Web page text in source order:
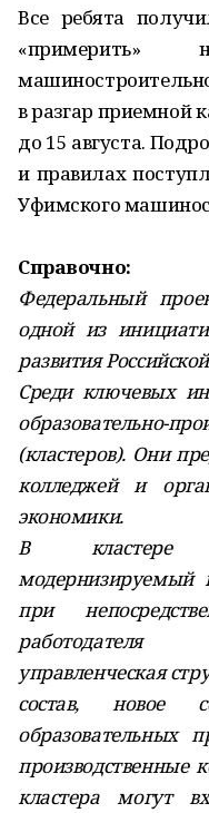
Все ребята
в разгар приемной
до 15 августа.
и правилах
Уфимского
Справочно:
Федеральный
одной из
развития
Среди ключевых
образовательно-
(кластеров). Они
колледжей и
экономики.
В кластере
модернизируемый
при
управленческая
состав, новое
образовательных
производственные
кластера могут